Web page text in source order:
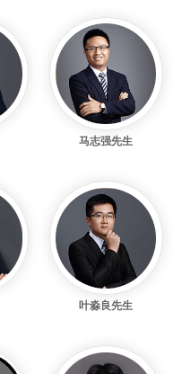
马志强先生
叶淼良先生